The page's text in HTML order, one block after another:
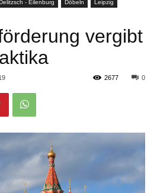
- Eilenburg Döbeln
Leipzig
vergibt
0
2677